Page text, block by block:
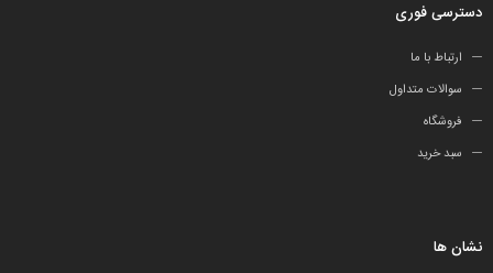
دسترسی فوری
ارتباط با ما
سوالات متداول
فروشگاه
سبد خرید
نشان ها